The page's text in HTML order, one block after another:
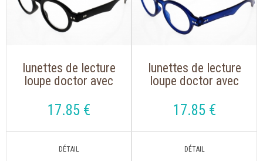
lunettes de lecture
loupe doctor avec
17.85 €
lunettes de lecture
loupe doctor avec
17.85 €